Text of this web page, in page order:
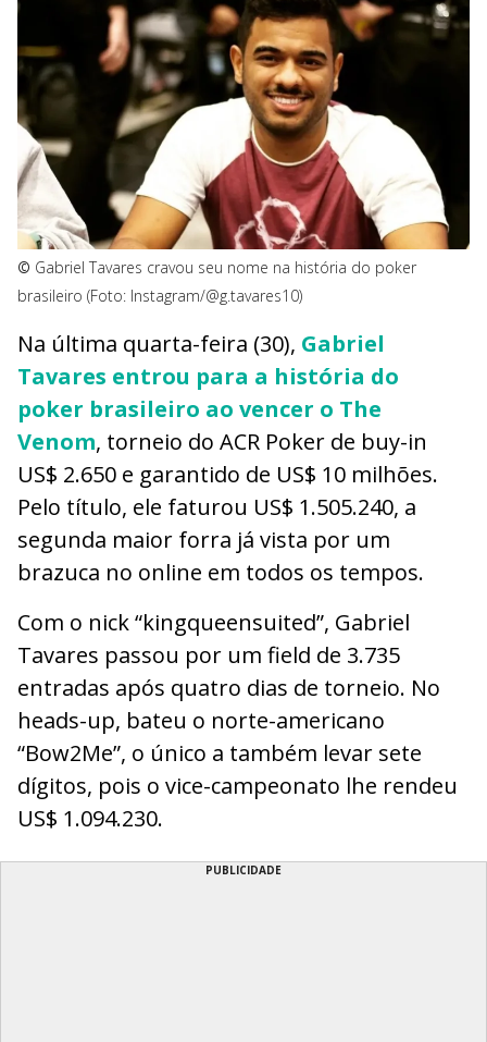
© Gabriel Tavares cravou seu nome na história do poker
brasileiro (Foto: Instagram/@g.tavares10)
Na última quarta-feira (30), Gabriel
Tavares entrou para a história do
poker brasileiro ao vencer o The
Venom, torneio do ACR Poker de buy-in
US$ 2.650 e garantido de US$ 10 milhões.
Pelo título, ele faturou US$ 1.505.240, a
segunda maior forra já vista por um
brazuca no online em todos os tempos.
Com o nick “kingqueensuited”, Gabriel
Tavares passou por um field de 3.735
entradas após quatro dias de torneio. No
heads-up, bateu o norte-americano
“Bow2Me”, o único a também levar sete
dígitos, pois o vice-campeonato lhe rendeu
US$ 1.094.230.
PUBLICIDADE